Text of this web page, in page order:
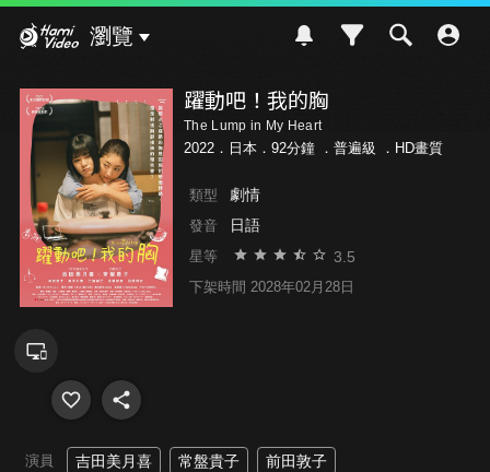
瀏覽
躍動吧！我的胸
The Lump in My Heart
2022．日本．92分鐘 ． 普遍級 ．HD畫質
類型 劇情
發音 日語
星等 3.5
下架時間 2028年02月28日
演員 吉田美月喜 常盤貴子 前田敦子